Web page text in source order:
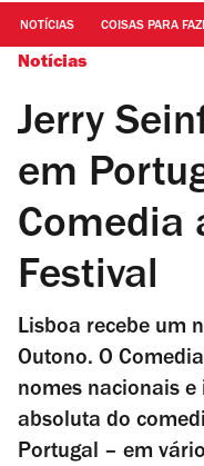
NOTÍCIAS COISAS PARA
Notícias
Jerry
em
Comedia
Festival
Lisboa recebe um
Outono. O
nomes nacionais
absoluta do
Portugal – em